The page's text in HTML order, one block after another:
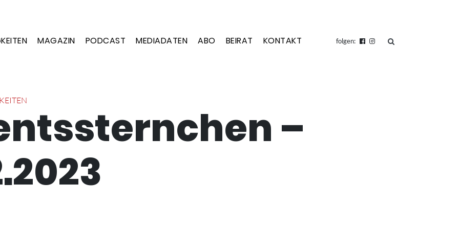
MAGAZIN PODCAST MEDIADATEN ABO BEIRAT KONTAKT folgen: suchen
–